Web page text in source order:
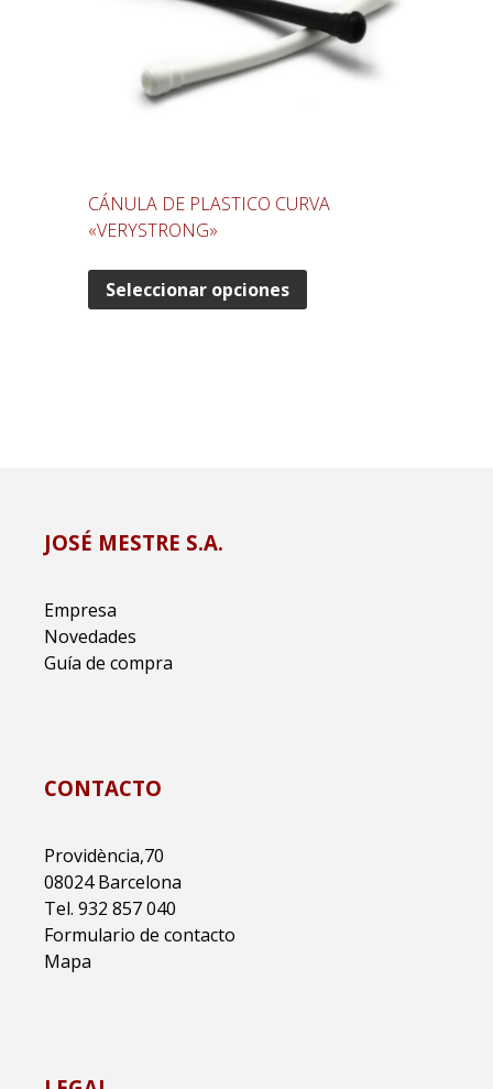
CÁNULA DE PLASTICO CURVA
«VERYSTRONG»
Seleccionar opciones
JOSÉ MESTRE S.A.
Empresa
Novedades
Guía de compra
CONTACTO
Providència,70
08024 Barcelona
Tel. 932 857 040
Formulario de contacto
Mapa